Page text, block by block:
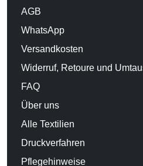
AGB
WhatsApp
Versandkosten
Widerruf, Retoure und
FAQ
Über uns
Alle Textilien
Druckverfahren
Pflegehinweise